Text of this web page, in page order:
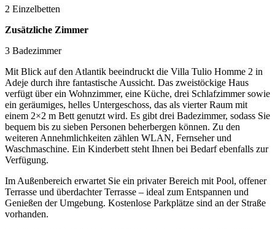
2 Einzelbetten
Zusätzliche Zimmer
3 Badezimmer
Mit Blick auf den Atlantik beeindruckt die Villa Tulio Homme 2 in
Adeje durch ihre fantastische Aussicht. Das zweistöckige Haus
verfügt über ein Wohnzimmer, eine Küche, drei Schlafzimmer sowie
ein geräumiges, helles Untergeschoss, das als vierter Raum mit
einem 2×2 m Bett genutzt wird. Es gibt drei Badezimmer, sodass Sie
bequem bis zu sieben Personen beherbergen können. Zu den
weiteren Annehmlichkeiten zählen WLAN, Fernseher und
Waschmaschine. Ein Kinderbett steht Ihnen bei Bedarf ebenfalls zur
Verfügung.
Im Außenbereich erwartet Sie ein privater Bereich mit Pool, offener
Terrasse und überdachter Terrasse – ideal zum Entspannen und
Genießen der Umgebung. Kostenlose Parkplätze sind an der Straße
vorhanden.